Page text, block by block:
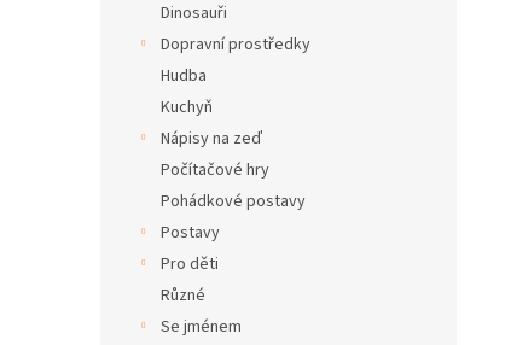
Dinosauři
Dopravní prostředky
Hudba
Kuchyň
Nápisy na zeď
Počítačové hry
Pohádkové postavy
Postavy
Pro děti
Různé
Se jménem